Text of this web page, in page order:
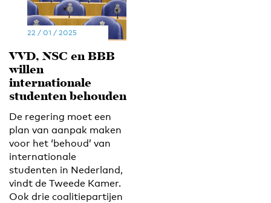
22 / 01 / 2025
VVD, NSC en BBB
willen
internationale
studenten behouden
De regering moet een
plan van aanpak maken
voor het ‘behoud’ van
internationale
studenten in Nederland,
vindt de Tweede Kamer.
Ook drie coalitiepartijen